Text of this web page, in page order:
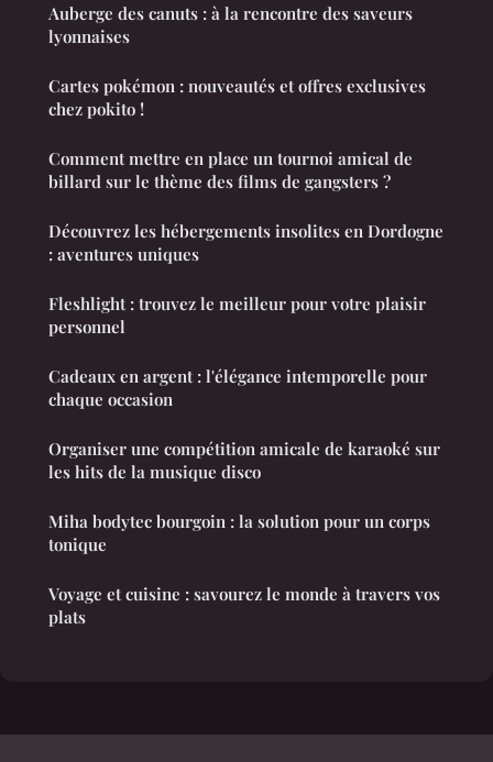
Auberge des canuts : à la rencontre des saveurs
lyonnaises
Cartes pokémon : nouveautés et offres exclusives
chez pokito !
Comment mettre en place un tournoi amical de
billard sur le thème des films de gangsters ?
Découvrez les hébergements insolites en Dordogne
: aventures uniques
Fleshlight : trouvez le meilleur pour votre plaisir
personnel
Cadeaux en argent : l'élégance intemporelle pour
chaque occasion
Organiser une compétition amicale de karaoké sur
les hits de la musique disco
Miha bodytec bourgoin : la solution pour un corps
tonique
Voyage et cuisine : savourez le monde à travers vos
plats